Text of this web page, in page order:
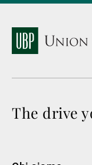
The drive